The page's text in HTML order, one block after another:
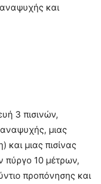
αναψυχής και
3 πισινών,
μιας
και μιας πισίνας
πύργο 10 μέτρων,
προπόνησης και